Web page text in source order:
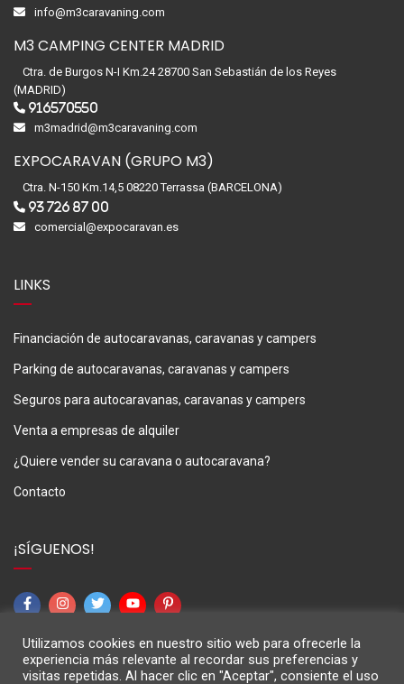
info@m3caravaning.com
M3 CAMPING CENTER MADRID
Ctra. de Burgos N-I Km.24 28700 San Sebastián de los Reyes
(MADRID)
916570550
m3madrid@m3caravaning.com
EXPOCARAVAN (GRUPO M3)
Ctra. N-150 Km.14,5 08220 Terrassa (BARCELONA)
93 726 87 00
comercial@expocaravan.es
LINKS
Financiación de autocaravanas, caravanas y campers
Parking de autocaravanas, caravanas y campers
Seguros para autocaravanas, caravanas y campers
Venta a empresas de alquiler
¿Quiere vender su caravana o autocaravana?
Contacto
¡SÍGUENOS!
Utilizamos cookies en nuestro sitio web para ofrecerle la
experiencia más relevante al recordar sus preferencias y
visitas repetidas. Al hacer clic en "Aceptar", consiente el uso